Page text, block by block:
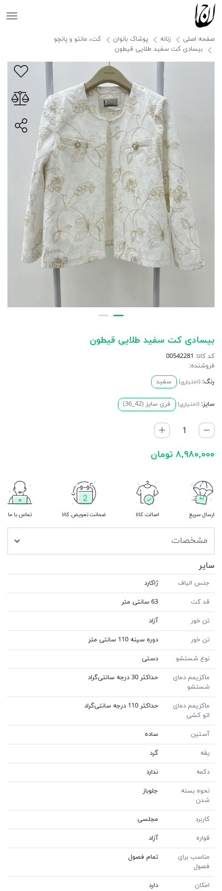
صفحه اصلی زنانه پوشاک بانوان
کت، مانتو و پانچو
بیسادی کت سفید طلایی قیطون
بیسادی کت سفید طلایی قیطون
کد کالا: 00542281
فروشنده:
رنگ: (اختیاری) سفید
سایز: (اختیاری) فری سایز (42_36)
۸,۹۸۰,۰۰۰ تومان
ارسال سریع اصالت کالا ضمانت تعویض کالا تماس با ما
مشخصات
سایر
جنس الیاف ژاکارد
قد کت 63 سانتی متر
تن خور آزاد
تن خور دوره سینه 110 سانتی متر
نوع شستشو دستی
ماکزیمم دمای
شستشو
حداکثر 30 درجه سانتی‌گراد
ماکزیمم دمای
اتو کشی
حداکثر 110 درجه سانتی‌گراد
آستین ساده
یقه گرد
دکمه ندارد
نحوه بسته
شدن
جلوباز
کاربرد مجلسی
قواره آزاد
مناسب برای
فصول
تمام فصول
امکان
دارد